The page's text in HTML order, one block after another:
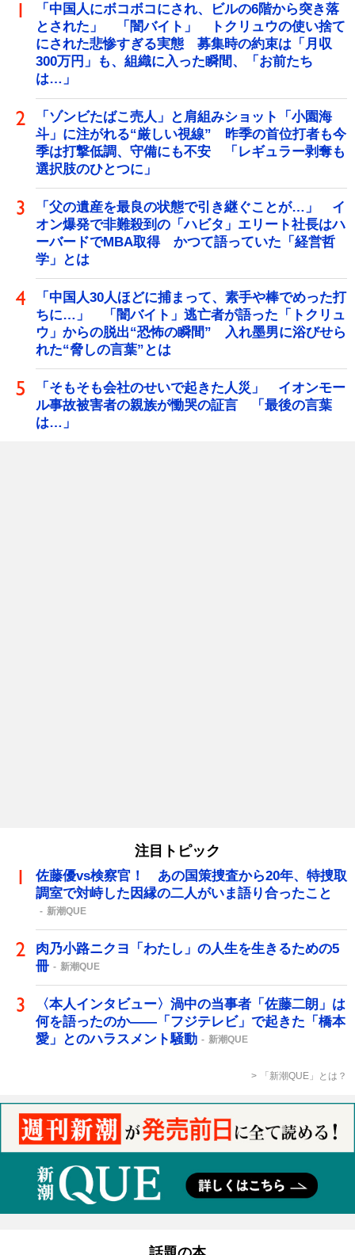
「中国人にボコボコにされ、ビルの6階から突き落
とされた」 「闇バイト」 トクリュウの使い捨て
にされた悲惨すぎる実態 募集時の約束は「月収
300万円」も、組織に入った瞬間、「お前たち
は…」
「ゾンビたばこ売人」と肩組みショット「小園海
斗」に注がれる“厳しい視線” 昨季の首位打者も今
季は打撃低調、守備にも不安 「レギュラー剥奪も
選択肢のひとつに」
「父の遺産を最良の状態で引き継ぐことが…」 イ
オン爆発で非難殺到の「ハビタ」エリート社長はハ
ーバードでMBA取得 かつて語っていた「経営哲
学」とは
「中国人30人ほどに捕まって、素手や棒でめった打
ちに…」 「闇バイト」逃亡者が語った「トクリュ
ウ」からの脱出“恐怖の瞬間” 入れ墨男に浴びせら
れた“脅しの言葉”とは
「そもそも会社のせいで起きた人災」 イオンモー
ル事故被害者の親族が慟哭の証言 「最後の言葉
は…」
注目トピック
佐藤優vs検察官！ あの国策捜査から20年、特捜取
調室で対峙した因縁の二人がいま語り合ったこと
新潮QUE
肉乃小路ニクヨ「わたし」の人生を生きるための5
冊
新潮QUE
〈本人インタビュー〉渦中の当事者「佐藤二朗」は
何を語ったのか――「フジテレビ」で起きた「橋本
愛」とのハラスメント騒動
新潮QUE
「新潮QUE」とは？